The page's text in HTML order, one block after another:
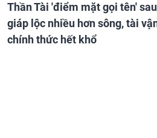
Thần Tài 'điểm mặt gọi tên'
giáp lộc nhiều hơn sông, tài
chính thức hết khổ